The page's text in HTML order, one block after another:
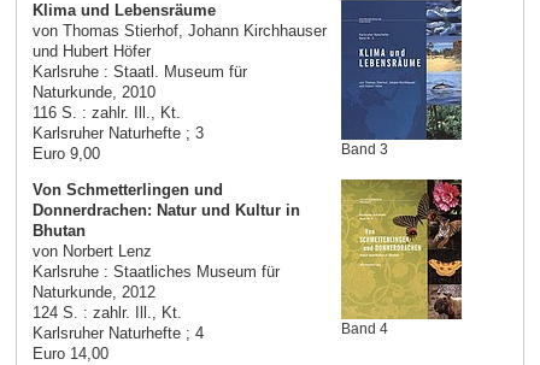
Band 3
Klima und Lebensräume
von Thomas Stierhof, Johann Kirchhauser
und Hubert Höfer
Karlsruhe : Staatl. Museum für
Naturkunde, 2010
116 S. : zahlr. Ill., Kt.
Karlsruher Naturhefte ; 3
Euro 9,00
Band 4
Von Schmetterlingen und
Donnerdrachen: Natur und Kultur in
Bhutan
von Norbert Lenz
Karlsruhe : Staatliches Museum für
Naturkunde, 2012
124 S. : zahlr. Ill., Kt.
Karlsruher Naturhefte ; 4
Euro 14,00